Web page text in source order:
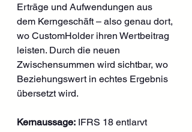
Erträge und Aufwendungen aus
dem Kerngeschäft – also genau dort,
wo CustomHolder ihren Wertbeitrag
leisten. Durch die neuen
Zwischensummen wird sichtbar, wo
Beziehungswert in echtes Ergebnis
übersetzt wird.
Kernaussage: IFRS 18 entlarvt